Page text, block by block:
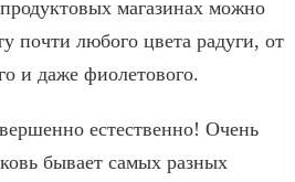
магазинах можно
почти любого цвета радуги, от
и даже фиолетового.
естественно! Очень
бывает самых разных